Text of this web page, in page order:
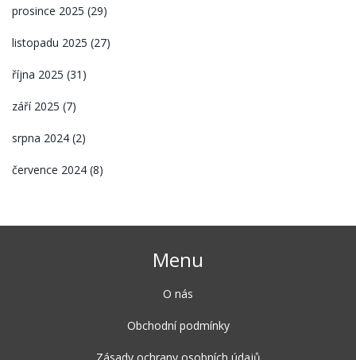
prosince 2025 (29)
listopadu 2025 (27)
října 2025 (31)
září 2025 (7)
srpna 2024 (2)
července 2024 (8)
Menu
O nás
Obchodní podmínky